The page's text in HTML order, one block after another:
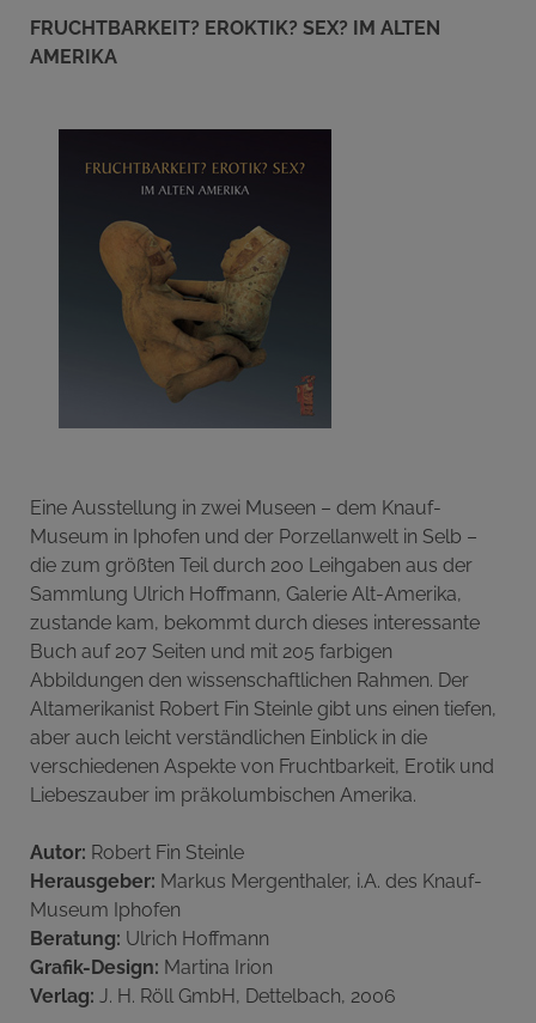
FRUCHTBARKEIT? EROKTIK? SEX? IM ALTEN
AMERIKA
Eine Ausstellung in zwei Museen – dem Knauf-
Museum in Iphofen und der Porzellanwelt in Selb –
die zum größten Teil durch 200 Leihgaben aus der
Sammlung Ulrich Hoffmann, Galerie Alt-Amerika,
zustande kam, bekommt durch dieses interessante
Buch auf 207 Seiten und mit 205 farbigen
Abbildungen den wissenschaftlichen Rahmen. Der
Altamerikanist Robert Fin Steinle gibt uns einen tiefen,
aber auch leicht verständlichen Einblick in die
verschiedenen Aspekte von Fruchtbarkeit, Erotik und
Liebeszauber im präkolumbischen Amerika.
Autor: Robert Fin Steinle
Herausgeber: Markus Mergenthaler, i.A. des Knauf-
Museum Iphofen
Beratung: Ulrich Hoffmann
Grafik-Design: Martina Irion
Verlag: J. H. Röll GmbH, Dettelbach, 2006